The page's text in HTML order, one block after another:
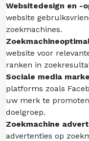
Websitedesign en -
website
zoekmachines.
website voor
ranken in
Sociale media
platforms zoals
uw merk te
doelgroep.
Zoekmachine
advertenties op